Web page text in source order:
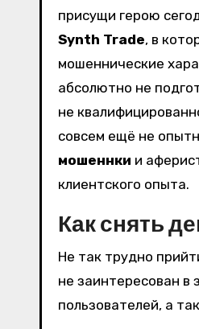
присущи герою
Synth Trade, в
мошеннические
абсолютно не
не
совсем ещё не
мошеннки и
клиентского опыта.
Как снять
Не так трудно
не заинтересован в
пользователей, а